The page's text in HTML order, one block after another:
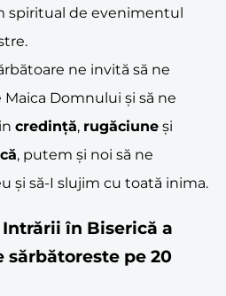
spiritual de evenimentul
ne invită să ne
Domnului și să ne
credință, rugăciune și
, putem și noi să ne
și să-I slujim cu toată inima.
în Biserică a
sărbătoreste pe 20